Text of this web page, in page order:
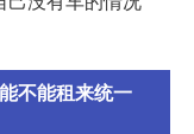
不能租来统一